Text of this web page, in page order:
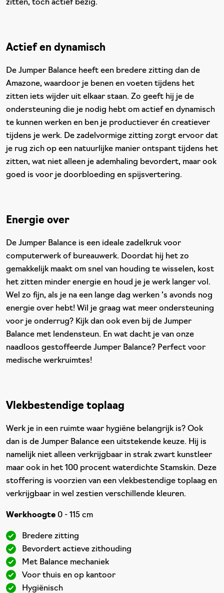
zitten, tóch actief bezig.
Actief en dynamisch
De Jumper Balance heeft een bredere zitting dan de
Amazone, waardoor je benen en voeten tijdens het
zitten iets wijder uit elkaar staan. Zo geeft hij je de
ondersteuning die je nodig hebt om actief en dynamisch
te kunnen werken en ben je productiever én creatiever
tijdens je werk. De zadelvormige zitting zorgt ervoor dat
je rug zich op een natuurlijke manier ontspant tijdens het
zitten, wat niet alleen je ademhaling bevordert, maar ook
goed is voor je doorbloeding en spijsvertering.
Energie over
De Jumper Balance is een ideale zadelkruk voor
computerwerk of bureauwerk. Doordat hij het zo
gemakkelijk maakt om snel van houding te wisselen, kost
het zitten minder energie en houd je je werk langer vol.
Wel zo fijn, als je na een lange dag werken ’s avonds nog
energie over hebt! Wil je graag wat meer ondersteuning
voor je onderrug? Kijk dan ook even bij de Jumper
Balance met lendensteun. En wat dacht je van onze
naadloos gestoffeerde Jumper Balance? Perfect voor
medische werkruimtes!
Vlekbestendige toplaag
Werk je in een ruimte waar hygiëne belangrijk is? Ook
dan is de Jumper Balance een uitstekende keuze. Hij is
namelijk niet alleen verkrijgbaar in strak zwart kunstleer
maar ook in het 100 procent waterdichte Stamskin. Deze
stoffering is voorzien van een vlekbestendige toplaag en
verkrijgbaar in wel zestien verschillende kleuren.
Werkhoogte 0 - 115 cm
Bredere zitting
Bevordert actieve zithouding
Met Balance mechaniek
Voor thuis en op kantoor
Hygiënisch